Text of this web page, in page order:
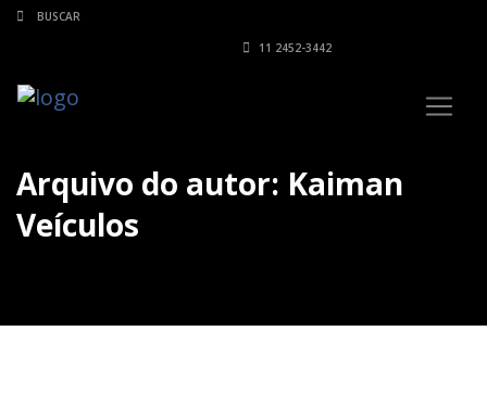
11 2452-3442
Arquivo do autor: Kaiman
Veículos